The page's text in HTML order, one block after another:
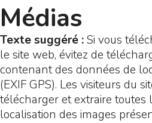
Médias
Texte suggéré :Si vous
le site web, évitez de
contenant des données de
(EXIF GPS). Les visiteurs du
télécharger et extraire toutes
localisation des images